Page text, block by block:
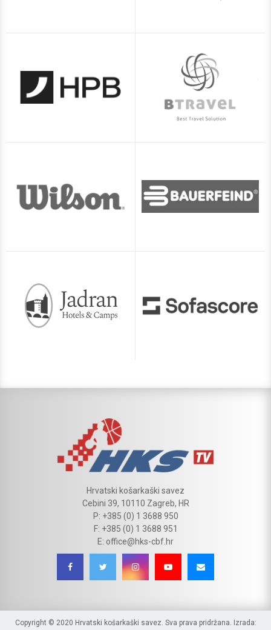
Hrvatski košarkaški savez
Cebini 39, 10110 Zagreb, HR
P: +385 (0) 1 3688 950
F: +385 (0) 1 3688 951
E: office@hks-cbf.hr
Copyright © 2020 Hrvatski košarkaški savez. Sva prava pridržana. Izrada: